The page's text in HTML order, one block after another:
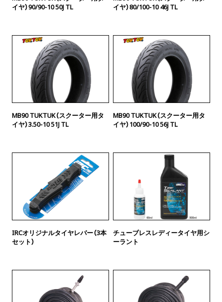
イヤ）90/90-10 50J TL
イヤ）80/100-10 46J TL
MB90 TUKTUK（スクーター用タ
イヤ）3.50-10 51J TL
MB90 TUKTUK（スクーター用タ
イヤ）100/90-10 56J TL
IRCオリジナルタイヤレバー（3本
セット）
チューブレスレディータイヤ用シ
ーラント